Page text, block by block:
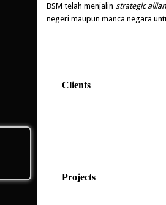
BSM telah menjalin strategic
negeri maupun manca negara
Clients
Projects